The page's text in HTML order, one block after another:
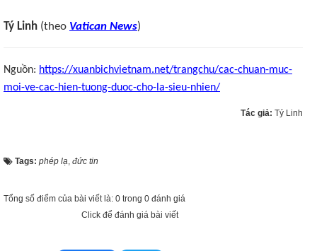
Tý Linh (theo Vatican News)
Nguồn: https://xuanbichvietnam.net/trangchu/cac-chuan-muc-
moi-ve-cac-hien-tuong-duoc-cho-la-sieu-nhien/
Tác giả: Tý Linh
Tags: phép lạ, đức tin
Tổng số điểm của bài viết là: 0 trong 0 đánh giá
Click để đánh giá bài viết